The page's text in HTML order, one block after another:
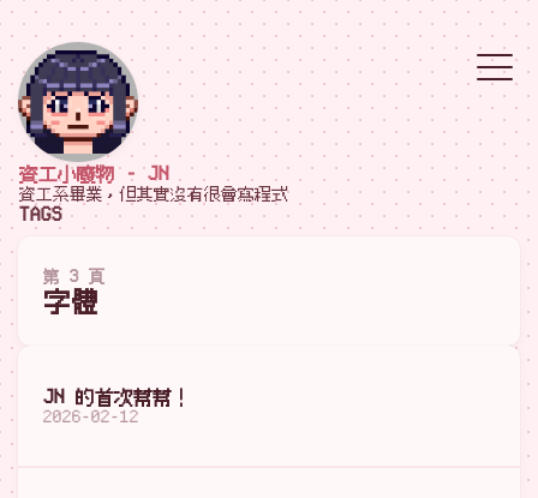
資工小廢物 - JN
資工系畢業，但其實沒有很會寫程式
TAGS
第 3 頁
字體
JN 的首次幫幫！
2026-02-12